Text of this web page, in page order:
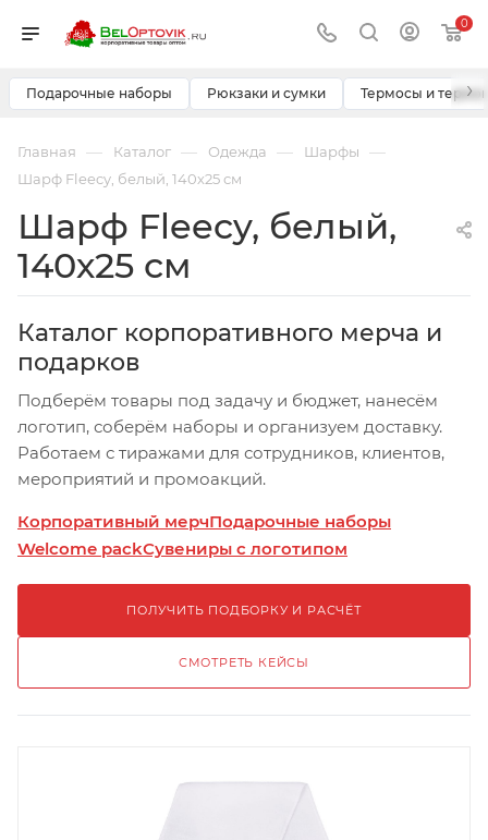
0
Подарочные наборы Рюкзаки и сумки Термосы и ›
Главная — Каталог — Одежда — Шарфы —
Шарф Fleecy, белый, 140х25 см
Шарф Fleecy, белый,
140х25 см
Каталог корпоративного мерча и
подарков
Подберём товары под задачу и бюджет, нанесём
логотип, соберём наборы и организуем доставку.
Работаем с тиражами для сотрудников, клиентов,
мероприятий и промоакций.
Корпоративный мерчПодарочные наборы
Welcome packСувениры с логотипом
ПОЛУЧИТЬ ПОДБОРКУ И РАСЧЁТ
СМОТРЕТЬ КЕЙСЫ